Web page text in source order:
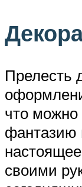
Прелесть
что можно
фантазию
своими